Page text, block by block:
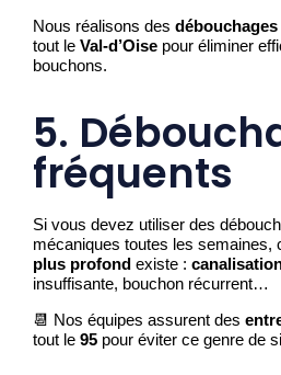
Nous réalisons des
tout le Val-d’Oise pour éliminer
bouchons.
5.
fréquents
Si vous devez utiliser des
mécaniques toutes les semaines,
plus profond existe :
insuffisante, bouchon récurrent…
📆 Nos équipes assurent des
tout le 95 pour éviter ce genre de